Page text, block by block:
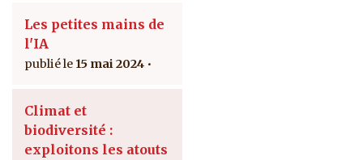
Les petites mains de
l'IA
15 mai 2024
Climat et
biodiversité :
exploitons les atouts